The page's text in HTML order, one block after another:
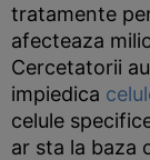
tratamente
afecteaza
Cercetatorii
impiedica
celule
ar sta la baza